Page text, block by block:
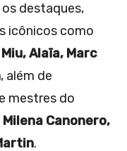
destaques,
icônicos como
Alaïa, Marc
, além de
mestres do
Canonero,
.